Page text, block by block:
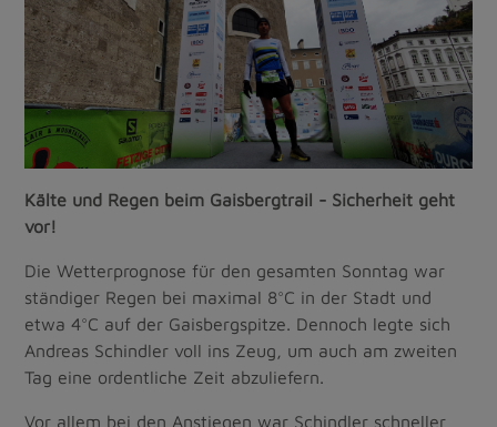
Kälte und Regen beim Gaisbergtrail - Sicherheit geht
vor!
Die Wetterprognose für den gesamten Sonntag war
ständiger Regen bei maximal 8°C in der Stadt und
etwa 4°C auf der Gaisbergspitze. Dennoch legte sich
Andreas Schindler voll ins Zeug, um auch am zweiten
Tag eine ordentliche Zeit abzuliefern.
Vor allem bei den Anstiegen war Schindler schneller